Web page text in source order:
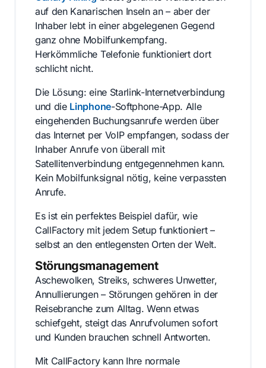
auf den Kanarischen Inseln an – aber der
Inhaber lebt in einer abgelegenen Gegend
ganz ohne Mobilfunkempfang.
Herkömmliche Telefonie funktioniert dort
schlicht nicht.
Die Lösung: eine Starlink-Internetverbindung
und die Linphone-Softphone-App. Alle
eingehenden Buchungsanrufe werden über
das Internet per VoIP empfangen, sodass der
Inhaber Anrufe von überall mit
Satellitenverbindung entgegennehmen kann.
Kein Mobilfunksignal nötig, keine verpassten
Anrufe.
Es ist ein perfektes Beispiel dafür, wie
CallFactory mit jedem Setup funktioniert –
selbst an den entlegensten Orten der Welt.
Störungsmanagement
Aschewolken, Streiks, schweres Unwetter,
Annullierungen – Störungen gehören in der
Reisebranche zum Alltag. Wenn etwas
schiefgeht, steigt das Anrufvolumen sofort
und Kunden brauchen schnell Antworten.
Mit CallFactory kann Ihre normale